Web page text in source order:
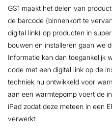
GS1 maakt het delen van
de barcode (binnenkort te
digital link) op producten in
bouwen en installeren gaan we
Informatie kan dan toegankelijk
code met een digital link op de
techniek nu ontwikkeld voor
aan een warmtepomp voert de
iPad zodat deze meteen in een
verwerkt.